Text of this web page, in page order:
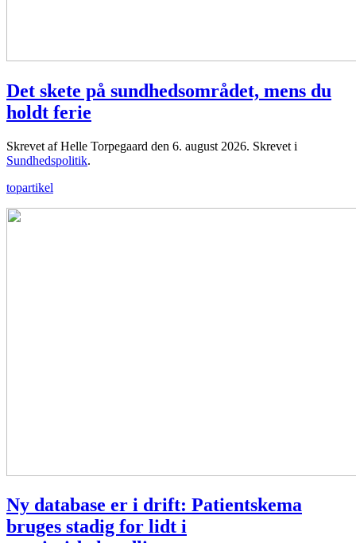
Det skete på sundhedsområdet, mens du
holdt ferie
Skrevet af Helle Torpegaard den 6. august 2026. Skrevet i
Sundhedspolitik.
topartikel
Ny database er i drift: Patientskema
bruges stadig for lidt i